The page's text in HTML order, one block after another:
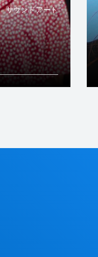
サウンドアート